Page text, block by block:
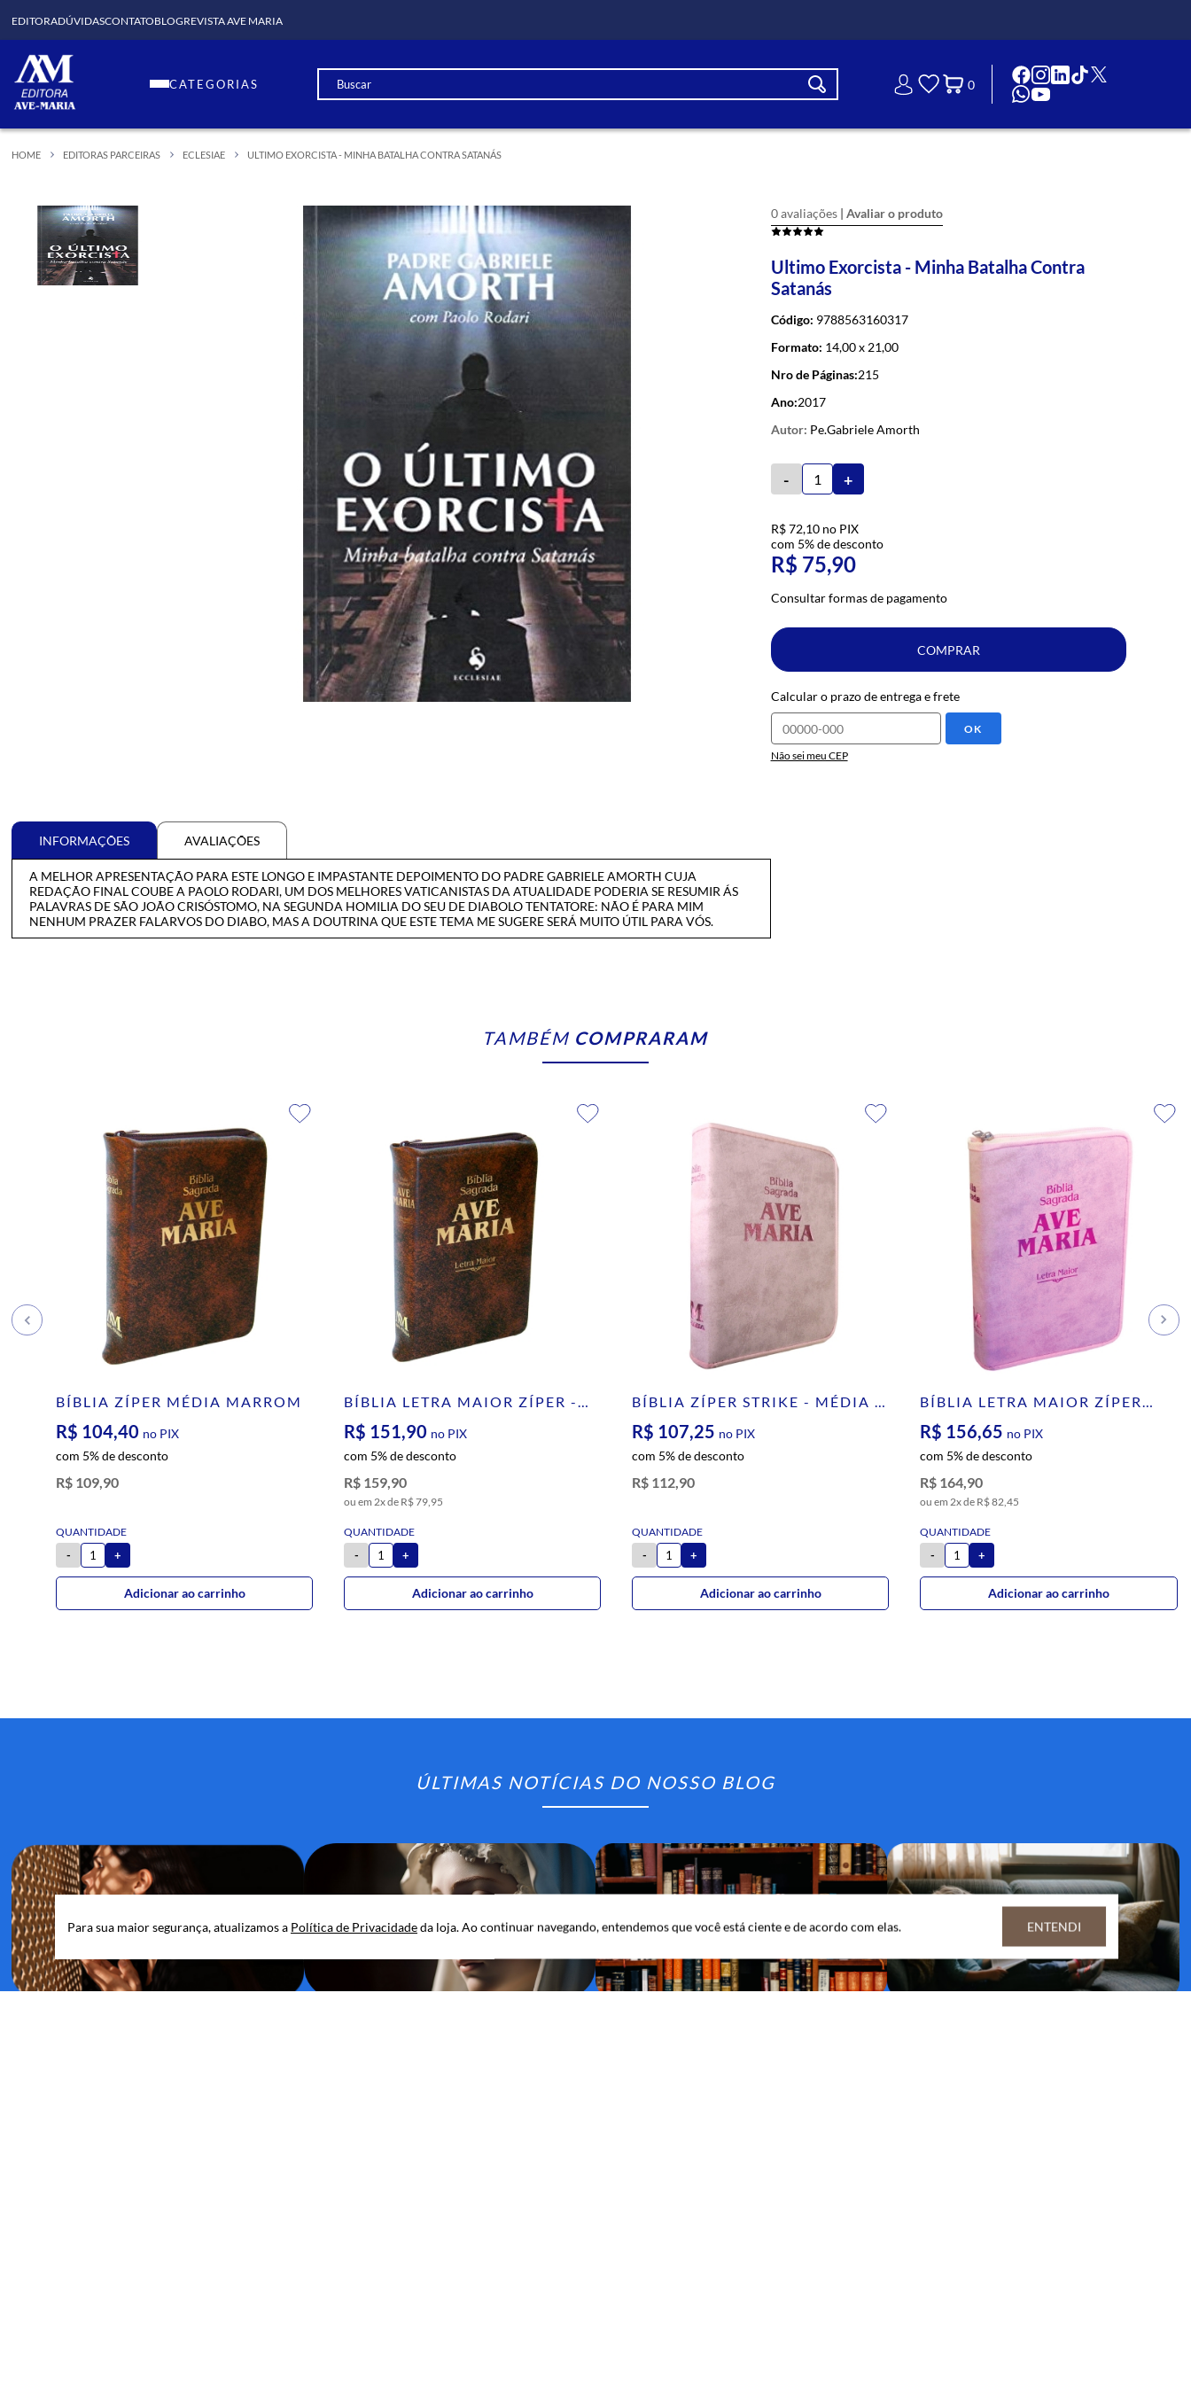
Para sua maior segurança, atualizamos a Política de Privacidadeda loja. Ao continuar navegando, entendemos que você está ciente e de acordo com elas. ENTENDI
EDITORADÚVIDASCONTATOBLOGREVISTA AVE MARIA
CATEGORIAS 0
HOME EDITORAS PARCEIRAS ECLESIAE ULTIMO EXORCISTA - MINHA BATALHA CONTRA SATANÁS
0 avaliações
Ultimo Exorcista - Minha Batalha Contra
Satanás
Código: 9788563160317
Formato: 14,00 x 21,00
Nro de Páginas:215
Ano:2017
Pe.Gabriele Amorth
- +
R$ 72,10 no PIX
com 5% de desconto
R$ 75,90
Consultar formas de pagamento
COMPRAR
Calcular o prazo de entrega e frete
OK
Não sei meu CEP
INFORMAÇÕES AVALIAÇÕES
A MELHOR APRESENTAÇÃO PARA ESTE LONGO E IMPASTANTE DEPOIMENTO DO PADRE GABRIELE AMORTH CUJA
REDAÇÃO FINAL COUBE A PAOLO RODARI, UM DOS MELHORES VATICANISTAS DA ATUALIDADE PODERIA SE RESUMIR ÁS
PALAVRAS DE SÃO JOÃO CRISÓSTOMO, NA SEGUNDA HOMILIA DO SEU DE DIABOLO TENTATORE: NÃO É PARA MIM
NENHUM PRAZER FALARVOS DO DIABO, MAS A DOUTRINA QUE ESTE TEMA ME SUGERE SERÁ MUITO ÚTIL PARA VÓS.
TAMBÉM COMPRARAM
BÍBLIA ZÍPER MÉDIA MARROM
R$ 104,40 no PIX
com 5% de desconto
R$ 109,90
- +
Adicionar ao carrinho
BÍBLIA LETRA MAIOR ZÍPER -
R$ 151,90 no PIX
com 5% de desconto
R$ 159,90
2x de R$ 79,95
- +
Adicionar ao carrinho
BÍBLIA ZÍPER STRIKE - MÉDIA -
R$ 107,25 no PIX
com 5% de desconto
R$ 112,90
- +
Adicionar ao carrinho
BÍBLIA LETRA MAIOR ZÍPER
R$ 156,65 no PIX
com 5% de desconto
R$ 164,90
2x de R$ 82,45
- +
Adicionar ao carrinho
ÚLTIMAS NOTÍCIAS DO NOSSO BLOG